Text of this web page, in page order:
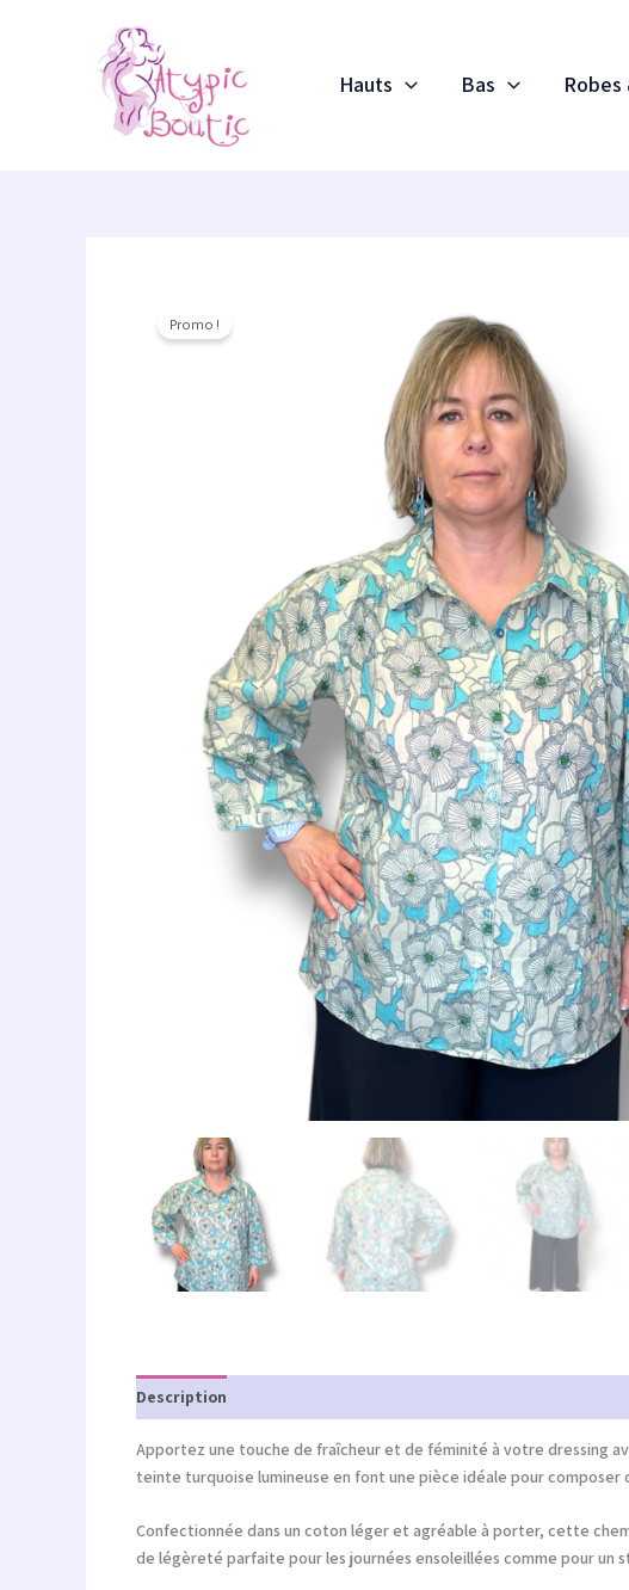
Hauts Bas Robes
Promo !
Description
Apportez une touche de fraîcheur et de féminité à votre dressing
teinte turquoise lumineuse en font une pièce idéale pour
Confectionnée dans un coton léger et agréable à porter, cette
de légèreté parfaite pour les journées ensoleillées comme pour un